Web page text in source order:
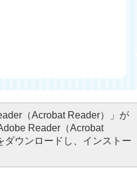
（Acrobat Reader）」が
Reader（Acrobat
ダウンロードし、インストー